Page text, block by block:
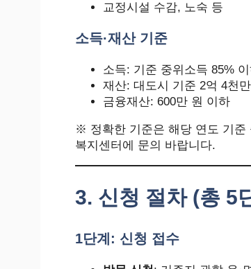
교정시설 수감, 노숙 등
소득·재산 기준
소득: 기준 중위소득 85%
재산: 대도시 기준 2억 4천
금융재산: 600만 원 이하
※ 정확한 기준은 해당 연도 기준
복지센터에 문의 바랍니다.
3. 신청 절차 (총 5
1단계: 신청 접수